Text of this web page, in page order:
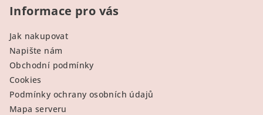
Informace pro vás
Jak nakupovat
Napište nám
Obchodní podmínky
Cookies
Podmínky ochrany osobních údajů
Mapa serveru